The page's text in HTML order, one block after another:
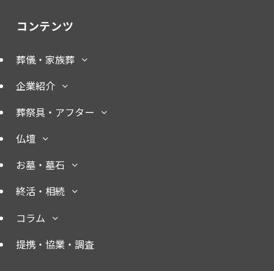
コンテンツ
葬儀・家族葬
企業紹介
葬祭具・アフター
仏壇
お墓・墓石
終活・相続
コラム
提携・協業・調査